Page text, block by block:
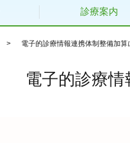
診療案内
電子的診療情報連携体制整備加
電子的診療